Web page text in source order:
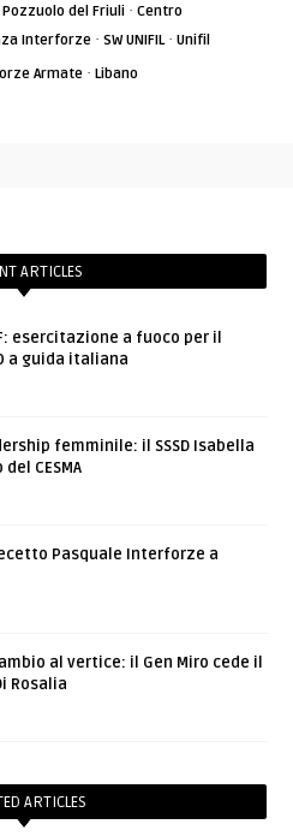
del Friuli ·Centro
Interforze ·SW UNIFIL·Unifil
Armate ·Libano
ARTICLES
esercitazione a fuoco per il
a guida italiana
femminile: il SSSD Isabella
CESMA
Pasquale Interforze a
al vertice: il Gen Miro cede il
Rosalia
ARTICLES